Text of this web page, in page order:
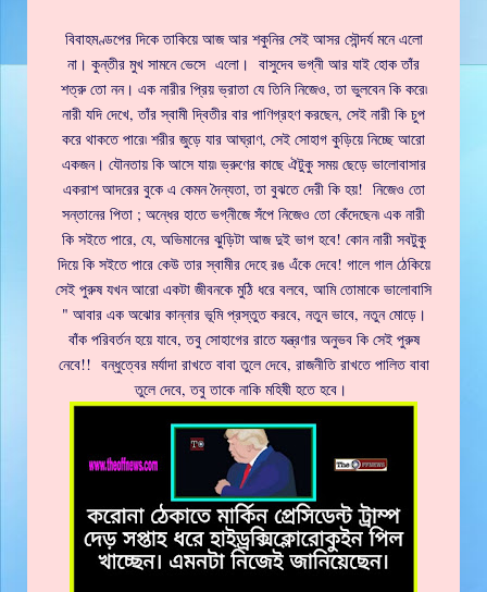
বিবাহমণ্ডপের দিকে তাকিয়ে আজ আর শকুনির সেই আসর সৌন্দর্য মনে এলো
না। কুন্তীর মুখ সামনে ভেসে এলো। বাসুদেব ভগ্নী আর যাই হোক তাঁর
শত্রু তো নন। এক নারীর প্রিয় ভ্রাতা যে তিনি নিজেও, তা ভুলবেন কি করে৷
নারী যদি দেখে, তাঁর স্বামী দ্বিতীর বার পাণিগ্রহণ করছেন, সেই নারী কি চুপ
করে থাকতে পারে৷ শরীর জুড়ে যার আঘ্রাণ, সেই সোহাগ কুড়িয়ে নিচ্ছে আরো
একজন। যৌনতায় কি আসে যায়৷ ভ্রুণের কাছে ঐটুকু সময় ছেড়ে ভালোবাসার
একরাশ আদরের বুকে এ কেমন দৈন্যতা, তা বুঝতে দেরী কি হয়! নিজেও তো
সন্তানের পিতা ; অন্ধের হাতে ভগ্নীজে সঁপে নিজেও তো কেঁদেছেন৷ এক নারী
কি সইতে পারে, যে, অভিমানের ঝুড়িটা আজ দুই ভাগ হবে! কোন নারী সবটুকু
দিয়ে কি সইতে পারে কেউ তার স্বামীর দেহে রঙ এঁকে দেবে! গালে গাল ঠেকিয়ে
সেই পুরুষ যখন আরো একটা জীবনকে মুঠি ধরে বলবে, আমি তোমাকে ভালোবাসি
" আবার এক অঝোর কান্নার ভূমি প্রস্তুত করবে, নতুন ভাবে, নতুন মোড়ে।
বাঁক পরিবর্তন হয়ে যাবে, তবু সোহাগের রাতে যন্ত্রণার অনুভব কি সেই পুরুষ
নেবে!! বন্ধুত্বের মর্যাদা রাখতে বাবা তুলে দেবে, রাজনীতি রাখতে পালিত বাবা
তুলে দেবে, তবু তাকে নাকি মহিষী হতে হবে।